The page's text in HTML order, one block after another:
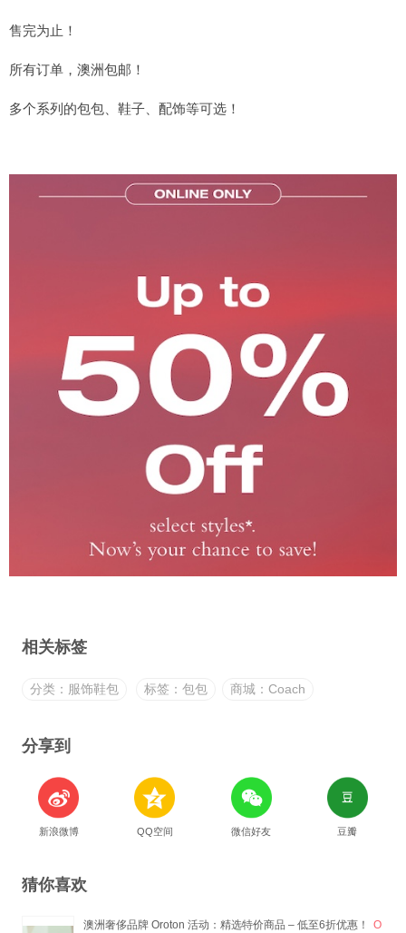
售完为止！
所有订单，澳洲包邮！
多个系列的包包、鞋子、配饰等可选！
相关标签
分类：服饰鞋包 标签：包包 商城：Coach
分享到
新浪微博 QQ空间 微信好友 豆瓣
猜你喜欢
澳洲奢侈品牌 Oroton 活动：精选特价商品 – 低至6折优惠！
O